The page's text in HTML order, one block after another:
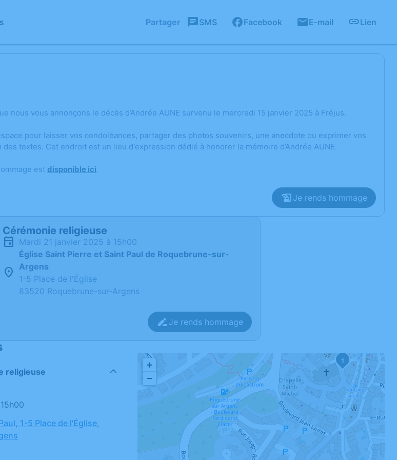
Partager SMS Facebook E-mail Lien
nous vous annonçons le décès d’Andrée AUNE survenu le mercredi 15 janvier 2025 à Fréjus.
pour laisser vos condoléances, partager des photos souvenirs, une anecdote ou exprimer vos
textes. Cet endroit est un lieu d'expression dédié à honorer la mémoire d’Andrée AUNE.
est disponible ici.
Je rends hommage
Cérémonie religieuse
mardi 21 janvier 2025 à 15h00
Église Saint Pierre et Saint Paul de Roquebrune-sur-
Argens
1-5 Place de l'Église
83520 Roquebrune-sur-Argens
Je rends hommage
religieuse
1-5 Place de l'Église,
1
+
−